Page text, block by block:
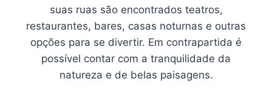
suas ruas são encontrados teatros,
restaurantes, bares, casas noturnas e outras
opções para se divertir. Em contrapartida é
possível contar com a tranquilidade da
natureza e de belas paisagens.